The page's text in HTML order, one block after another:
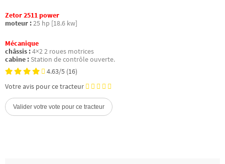
Zetor 2511 power
moteur :25 hp [18.6 kw]
Mécanique
châssis :4×2 2 roues motrices
cabine : Station de contrôle ouverte.
4.63/5 (16)
Votre avis pour ce tracteur